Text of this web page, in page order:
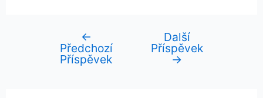
Navigace←
Předchozí
Příspěvek
Další
Příspěvek
→